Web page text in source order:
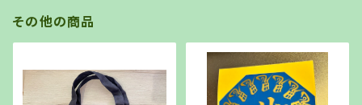
その他の商品